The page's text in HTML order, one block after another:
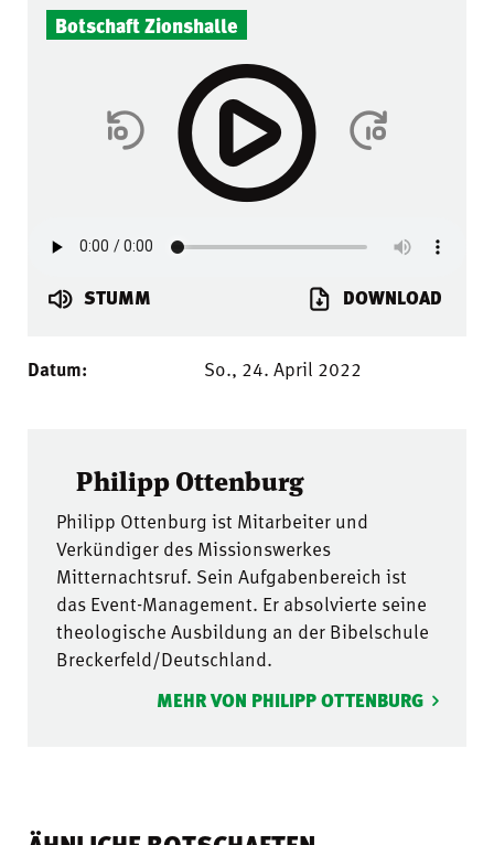
Botschaft Zionshalle
STUMM DOWNLOAD
Datum: So., 24. April 2022
Philipp Ottenburg
Philipp Ottenburg ist Mitarbeiter und
Verkündiger des Missionswerkes
Mitternachtsruf. Sein Aufgabenbereich ist
das Event-Management. Er absolvierte seine
theologische Ausbildung an der Bibelschule
Breckerfeld/Deutschland.
MEHR VON PHILIPP OTTENBURG